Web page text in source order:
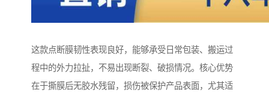
这款点断膜韧性表现良好，能够承受日常包装、搬运过
程中的外力拉扯，不易出现断裂、破损情况。核心优势
在于撕膜后无胶水残留，损伤被保护产品表面，尤其适